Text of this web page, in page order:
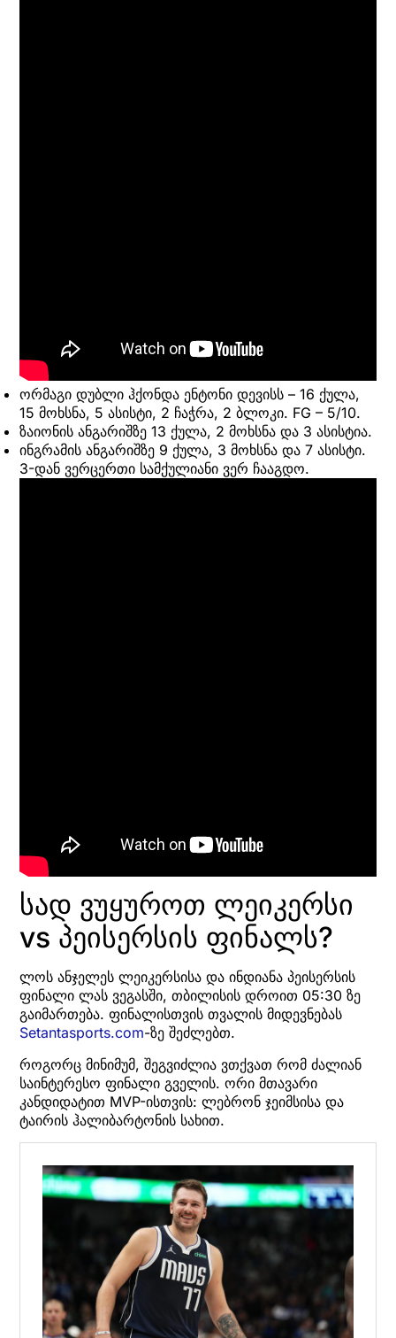
ორმაგი დუბლი ჰქონდა ენტონი დევისს – 16 ქულა,
15 მოხსნა, 5 ასისტი, 2 ჩაჭრა, 2 ბლოკი. FG – 5/10.
ზაიონის ანგარიშზე 13 ქულა, 2 მოხსნა და 3 ასისტია.
ინგრამის ანგარიშზე 9 ქულა, 3 მოხსნა და 7 ასისტი.
3-დან ვერცერთი სამქულიანი ვერ ჩააგდო.
სად ვუყუროთ ლეიკერსი
vs პეისერსის ფინალს?
ლოს ანჯელეს ლეიკერსისა და ინდიანა პეისერსის
ფინალი ლას ვეგასში, თბილისის დროით 05:30 ზე
გაიმართება. ფინალისთვის თვალის მიდევნებას
Setantasports.com-ზე შეძლებთ.
როგორც მინიმუმ, შეგვიძლია ვთქვათ რომ ძალიან
საინტერესო ფინალი გველის. ორი მთავარი
კანდიდატით MVP-ისთვის: ლებრონ ჯეიმსისა და
ტაირის ჰალიბარტონის სახით.